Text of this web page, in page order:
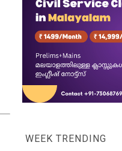
WEEK TRENDING